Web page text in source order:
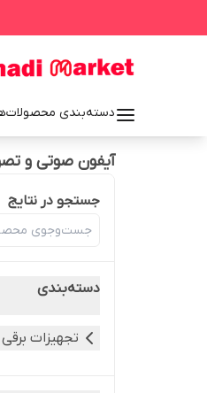
دسته‌بندی محصولات
آیفون صوتی و
جستجو در نتایج
دسته‌بندی
تجهیزات